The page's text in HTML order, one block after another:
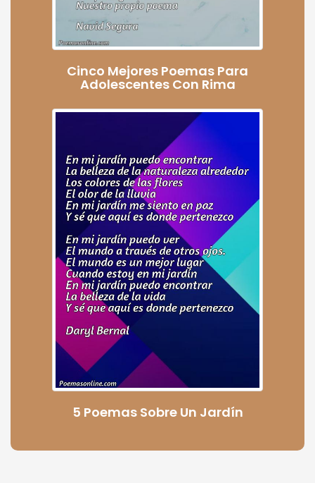
Cinco Mejores Poemas Para
Adolescentes Con Rima
5 Poemas Sobre Un Jardín